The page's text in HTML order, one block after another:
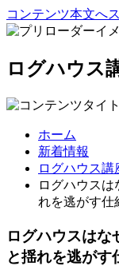
コンテンツ本文へ
ログハウス
ホーム
新着情報
ログハウス講
ログハウス
れを逃がす仕
ログハウスはな
と揺れを逃がす